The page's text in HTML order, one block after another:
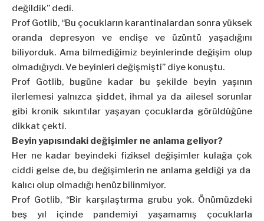
değildik” dedi.
Prof Gotlib, “Bu çocukların karantinalardan sonra yüksek
oranda depresyon ve endişe ve üzüntü yaşadığını
biliyorduk. Ama bilmediğimiz beyinlerinde değişim olup
olmadığıydı. Ve beyinleri değişmişti” diye konuştu.
Prof Gotlib, bugüne kadar bu şekilde beyin yaşının
ilerlemesi yalnızca şiddet, ihmal ya da ailesel sorunlar
gibi kronik sıkıntılar yaşayan çocuklarda görüldüğüne
dikkat çekti.
Beyin yapısındaki değişimler ne anlama geliyor?
Her ne kadar beyindeki fiziksel değişimler kulağa çok
ciddi gelse de, bu değişimlerin ne anlama geldiği ya da
kalıcı olup olmadığı henüz bilinmiyor.
Prof Gotlib, “Bir karşılaştırma grubu yok. Önümüzdeki
beş yıl içinde pandemiyi yaşamamış çocuklarla